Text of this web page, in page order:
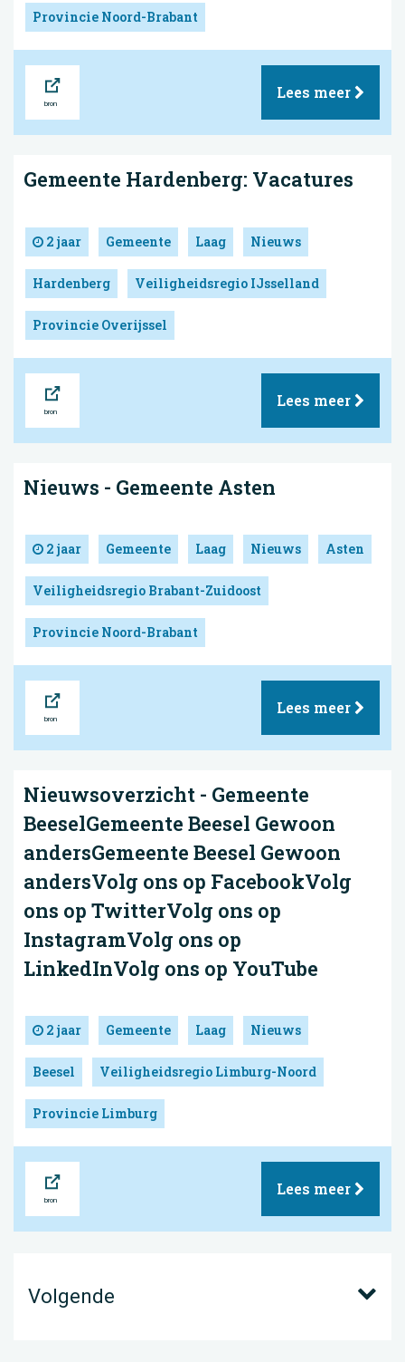
Provincie Noord-Brabant
Lees meer
Gemeente Hardenberg: Vacatures
2 jaar Gemeente Laag Nieuws
Hardenberg Veiligheidsregio IJsselland
Provincie Overijssel
Lees meer
Nieuws - Gemeente Asten
2 jaar Gemeente Laag Nieuws Asten
Veiligheidsregio Brabant-Zuidoost
Provincie Noord-Brabant
Lees meer
Nieuwsoverzicht - Gemeente
BeeselGemeente Beesel Gewoon
andersGemeente Beesel Gewoon
andersVolg ons op FacebookVolg
ons op TwitterVolg ons op
InstagramVolg ons op
LinkedInVolg ons op YouTube
2 jaar Gemeente Laag Nieuws
Beesel Veiligheidsregio Limburg-Noord
Provincie Limburg
Lees meer
Volgende